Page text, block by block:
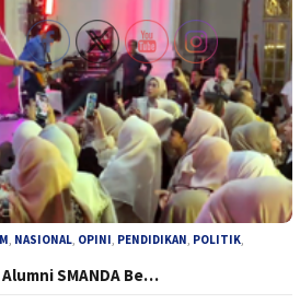
, NASIONAL, OPINI, PENDIDIKAN, POLITIK,
SMANDA Be…